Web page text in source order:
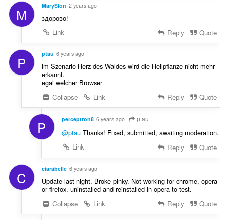
M MarySlon 2 years ago
здорово!
Link
Reply Quote
P ptau 6 years ago
im Szenario Herz des Waldes wird die Heilpflanze nicht mehr
erkannt.
egal welcher Browser
Collapse
Link Reply Quote
P perceptron8 6 years ago ptau
@ptauThanks! Fixed, submitted, awaiting moderation.
Link
Reply Quote
C ciarabelle 6 years ago
Update last night. Broke pinky. Not working for chrome, opera
or firefox. uninstalled and reinstalled in opera to test.
Collapse
Link Reply Quote